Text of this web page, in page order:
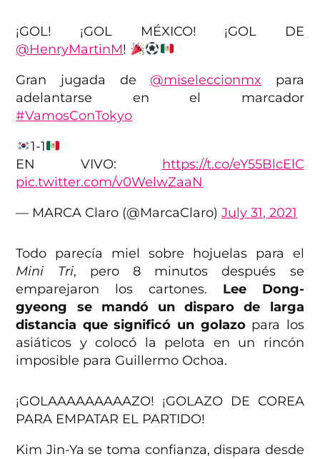
¡GOL! ¡GOL MÉXICO! ¡GOL DE
@HenryMartinM!
Gran jugada de @miseleccionmx para
adelantarse en el marcador
#VamosConTokyo
1-1
EN VIVO: https://t.co/eY55BlcElC
pic.twitter.com/v0WelwZaaN
— MARCA Claro (@MarcaClaro)July 31, 2021
Todo parecía miel sobre hojuelas para el
Mini Tri, pero 8 minutos después se
emparejaron los cartones. Lee Dong-
gyeong se mandó un disparo de larga
distancia que significó un golazopara los
asiáticos y colocó la pelota en un rincón
imposible para Guillermo Ochoa.
¡GOLAAAAAAAAAZO! ¡GOLAZO DE COREA
PARA EMPATAR EL PARTIDO!
Kim Jin-Ya se toma confianza, dispara desde